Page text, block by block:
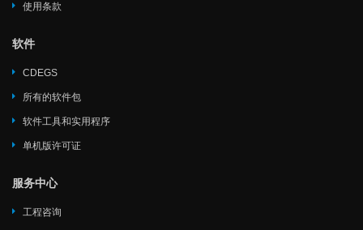
使用条款
软件
CDEGS
所有的软件包
软件工具和实用程序
单机版许可证
服务中心
工程咨询